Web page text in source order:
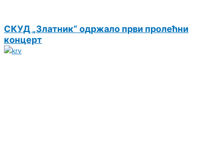
СКУД „Златник“ одржало први пролећни
концерт